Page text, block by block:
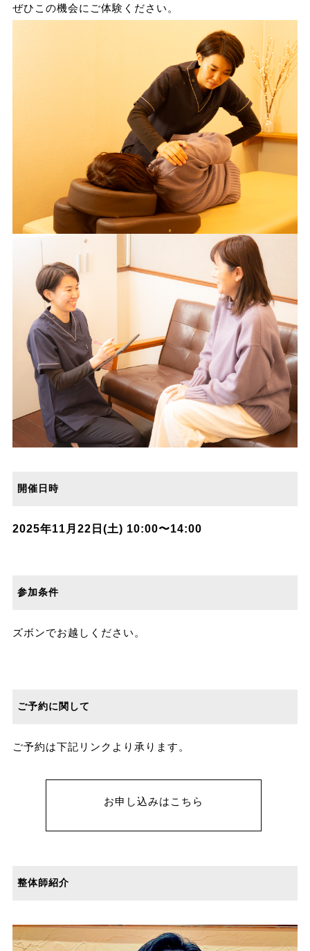
ぜひこの機会にご体験ください。
開催日時
2025年11月22日(土) 10:00〜14:00
参加条件
ズボンでお越しください。
ご予約に関して
ご予約は下記リンクより承ります。
お申し込みはこちら
整体師紹介